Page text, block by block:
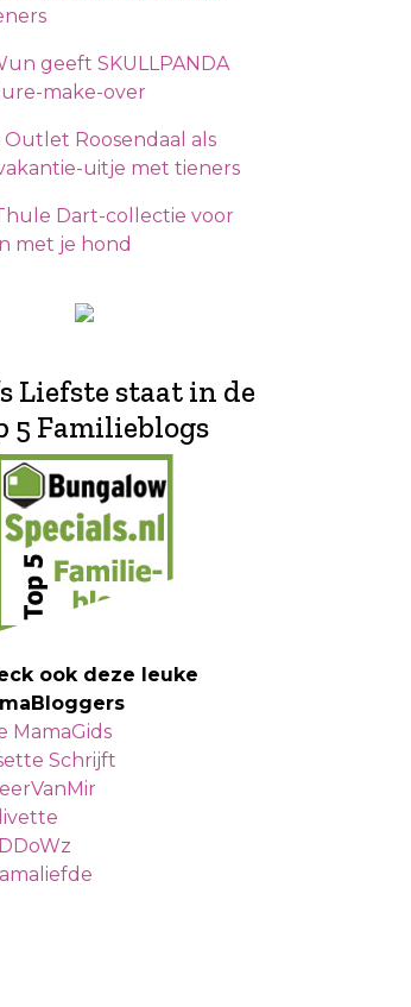
geeft SKULLPANDA
make-over
Outlet Roosendaal als
uitje met tieners
Dart-collectie voor
met je hond
Liefste staat in de
5 Familieblogs
ook deze leuke
MamaGids
Schrijft